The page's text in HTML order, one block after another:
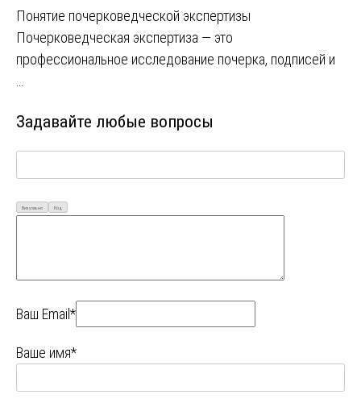
Понятие почерковедческой экспертизы
Почерковедческая экспертиза — это
профессиональное исследование почерка, подписей и
Задавайте любые вопросы
Визуально Код
Ваш Email*
Ваше имя*